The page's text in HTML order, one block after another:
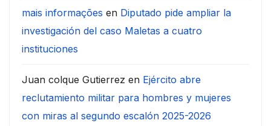
mais informações en Diputado pide ampliar la
investigación del caso Maletas a cuatro
instituciones
Juan colque Gutierrez en Ejército abre
reclutamiento militar para hombres y mujeres
con miras al segundo escalón 2025-2026